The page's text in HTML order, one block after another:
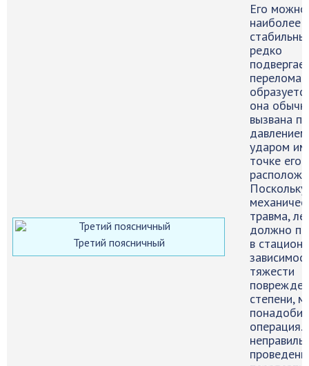
Третий поясничный
Его можно
наиболее
редко
она
вызвана
ударом
точке его
травма,
должно
в
тяжести
степени,
операция.